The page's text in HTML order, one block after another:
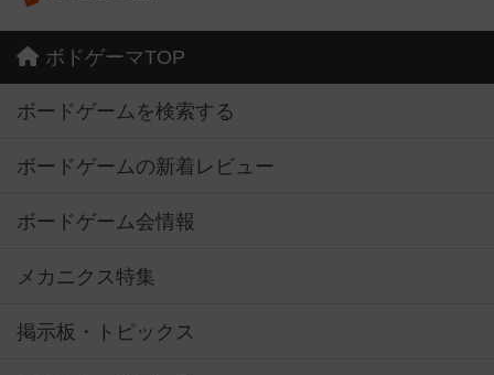
ボドゲーマTOP
ボードゲームを検索する
ボードゲームの新着レビュー
ボードゲーム会情報
メカニクス特集
掲示板・トピックス